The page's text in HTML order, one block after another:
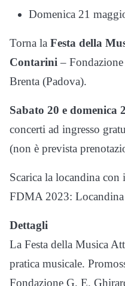
Domenica 21
Torna la Festa della
Contarini–
Brenta (Padova).
Sabato 20 e domenica
concerti ad ingresso
(non è prevista
Scarica la locandina
FDMA 2023:
Dettagli
La Festa della Musica
pratica musicale.
Fondazione G. E.